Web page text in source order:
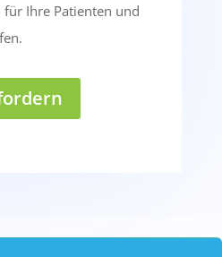
Ihre Patienten und